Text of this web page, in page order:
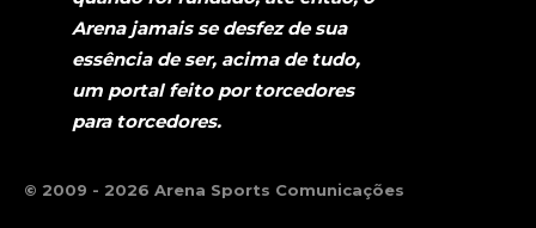
Arena jamais se desfez de sua
essência de ser, acima de tudo,
um portal feito por torcedores
para torcedores.
© 2009 - 2026 Arena Sports Comunicações